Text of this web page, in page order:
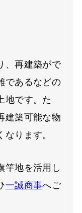
、再建築がで
であるなどの
地です。た
建築可能な物
ります。
竿地を活用し
一誠商事へご